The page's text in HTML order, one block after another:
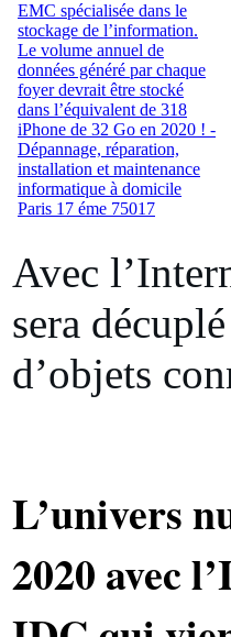
Avec
sera
d’objets
L’univers
2020 avec